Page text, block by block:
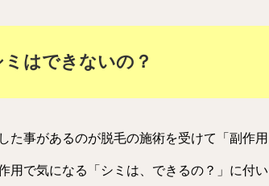
はできないの？
た事があるのが脱毛の施術を受けて「副作用
用で気になる「シミは、できるの？」に付い